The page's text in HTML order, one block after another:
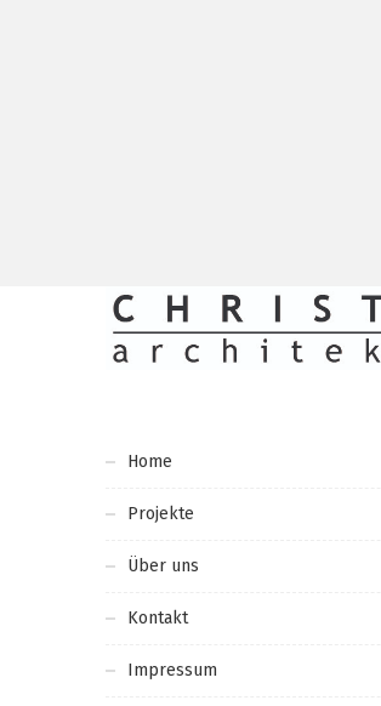
Home
Projekte
Über uns
Kontakt
Impressum